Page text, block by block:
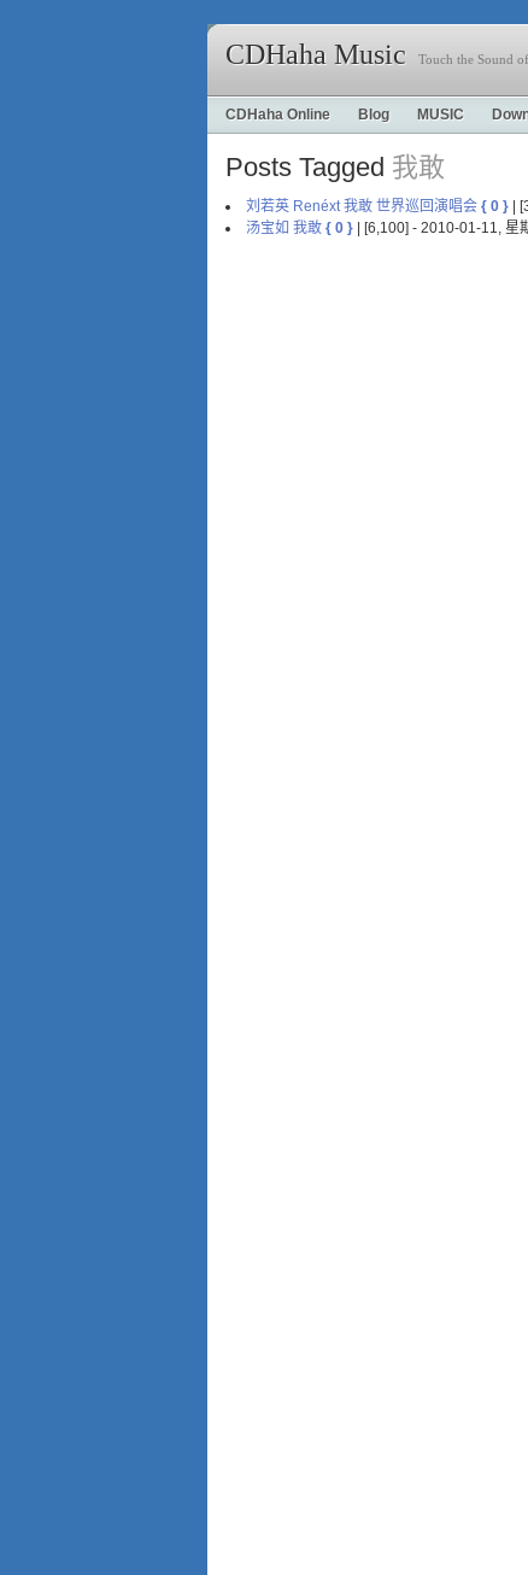
CDHaha Music Touch the Sound
CDHaha Online Blog MUSIC
Posts Tagged 我敢
刘若英 Renéxt 我敢 世界巡回演唱会 { 0 } |
汤宝如 我敢 { 0 } | [6,100] - 2010-01-11, 星